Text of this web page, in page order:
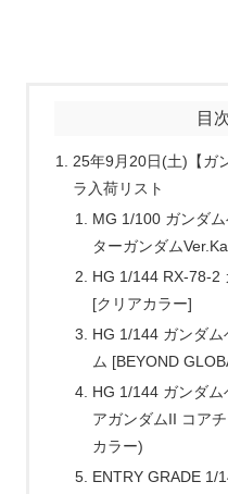
目
25年9月20日(土)【ガ
ラ入荷リスト
MG 1/100 ガンダ
ターガンダム
HG 1/144 RX-78-2
[クリアカラー]
HG 1/144 ガンダ
ム [BEYOND
HG 1/144 ガンダ
アガンダムII コア
カラー)
ENTRY GRADE 1/